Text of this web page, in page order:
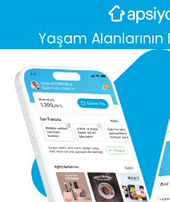
Yaşam Alanlarının